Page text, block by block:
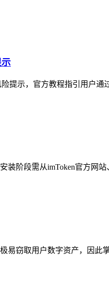
提示，官方教程指引用户
装阶段需从imToken官方网
易窃取用户数字资产，因此